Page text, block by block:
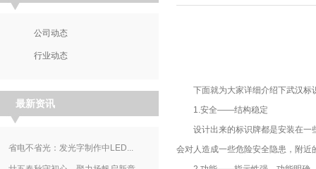
下面就为大家详细介绍下武汉标
1.安全——结构稳定
设计出来的标识牌都是安装在一些
会对人造成一些危险安全隐患，附
公司动态
行业动态
最新资讯
省电不省光：发光字制作中LED...